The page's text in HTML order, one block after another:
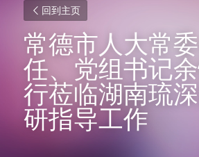
回到主页
常德市人大常
任、党组书记
行莅临湖南琉
研指导工作